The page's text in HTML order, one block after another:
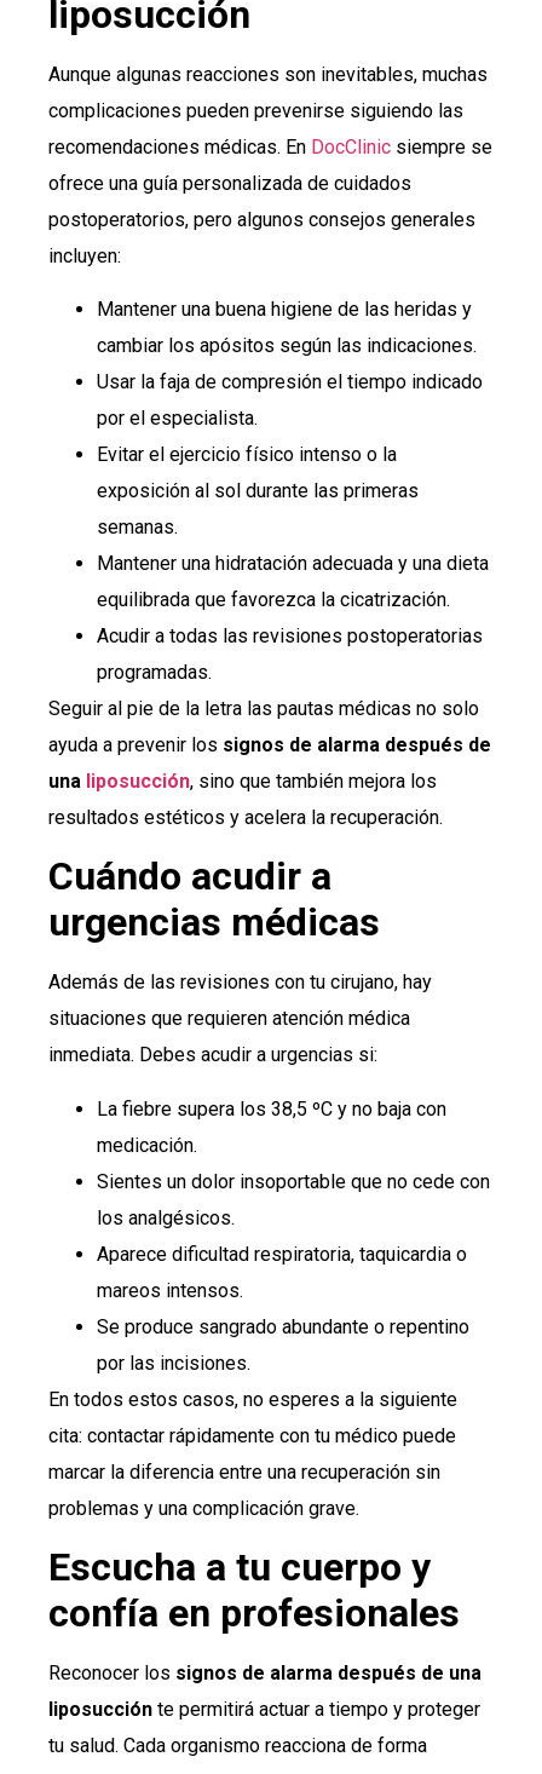
liposucción
Aunque algunas reacciones son inevitables, muchas
complicaciones pueden prevenirse siguiendo las
recomendaciones médicas. En DocClinic siempre se
ofrece una guía personalizada de cuidados
postoperatorios, pero algunos consejos generales
incluyen:
Mantener una buena higiene de las heridas y
cambiar los apósitos según las indicaciones.
Usar la faja de compresión el tiempo indicado
por el especialista.
Evitar el ejercicio físico intenso o la
exposición al sol durante las primeras
semanas.
Mantener una hidratación adecuada y una dieta
equilibrada que favorezca la cicatrización.
Acudir a todas las revisiones postoperatorias
programadas.
Seguir al pie de la letra las pautas médicas no solo
ayuda a prevenir los signos de alarma después de
una liposucción, sino que también mejora los
resultados estéticos y acelera la recuperación.
Cuándo acudir a
urgencias médicas
Además de las revisiones con tu cirujano, hay
situaciones que requieren atención médica
inmediata. Debes acudir a urgencias si:
La fiebre supera los 38,5 ºC y no baja con
medicación.
Sientes un dolor insoportable que no cede con
los analgésicos.
Aparece dificultad respiratoria, taquicardia o
mareos intensos.
Se produce sangrado abundante o repentino
por las incisiones.
En todos estos casos, no esperes a la siguiente
cita: contactar rápidamente con tu médico puede
marcar la diferencia entre una recuperación sin
problemas y una complicación grave.
Escucha a tu cuerpo y
confía en profesionales
Reconocer los signos de alarma después de una
liposucción te permitirá actuar a tiempo y proteger
tu salud. Cada organismo reacciona de forma